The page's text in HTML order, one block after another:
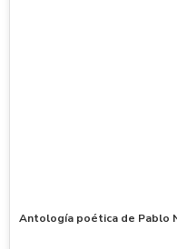
Antología poética de Pablo